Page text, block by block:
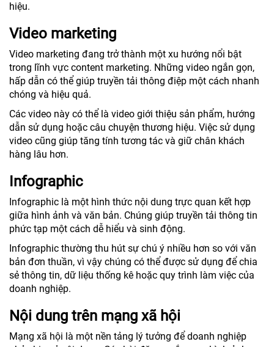
hiệu.
Video marketing
Video marketing đang trở thành một xu hướng nổi bật
trong lĩnh vực content marketing. Những video ngắn gọn,
hấp dẫn có thể giúp truyền tải thông điệp một cách nhanh
chóng và hiệu quả.
Các video này có thể là video giới thiệu sản phẩm, hướng
dẫn sử dụng hoặc câu chuyện thương hiệu. Việc sử dụng
video cũng giúp tăng tính tương tác và giữ chân khách
hàng lâu hơn.
Infographic
Infographic là một hình thức nội dung trực quan kết hợp
giữa hình ảnh và văn bản. Chúng giúp truyền tải thông tin
phức tạp một cách dễ hiểu và sinh động.
Infographic thường thu hút sự chú ý nhiều hơn so với văn
bản đơn thuần, vì vậy chúng có thể được sử dụng để chia
sẻ thông tin, dữ liệu thống kê hoặc quy trình làm việc của
doanh nghiệp.
Nội dung trên mạng xã hội
Mạng xã hội là một nền tảng lý tưởng để doanh nghiệp